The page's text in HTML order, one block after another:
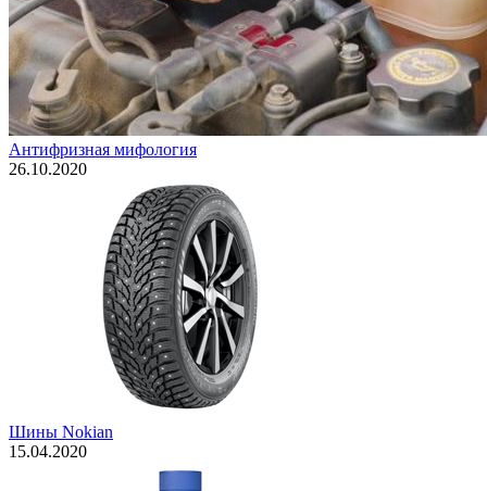
Антифризная мифология
26.10.2020
Шины Nokian
15.04.2020